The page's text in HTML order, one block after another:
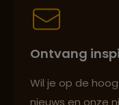
Best
Ontvang
Wil je op de
nieuws en onze